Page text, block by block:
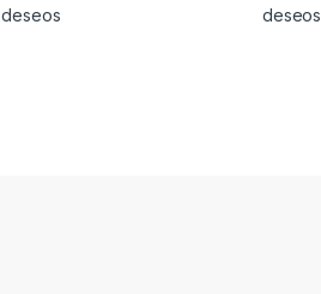
deseos
deseos